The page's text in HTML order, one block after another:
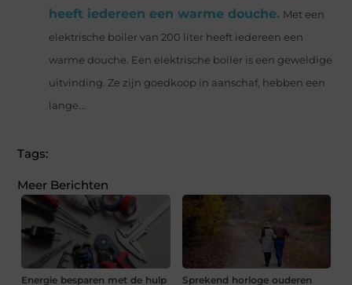
heeft iedereen een warme douche. Met een
elektrische boiler van 200 liter heeft iedereen een
warme douche. Een elektrische boiler is een geweldige
uitvinding. Ze zijn goedkoop in aanschaf, hebben een
lange...
Tags:
Meer Berichten
Energie besparen met de hulp
Sprekend horloge ouderen